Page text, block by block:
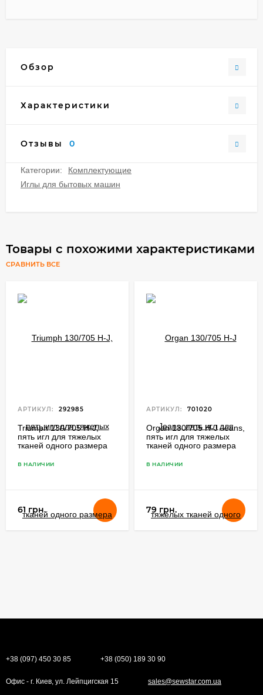
Обзор
Характеристики
Отзывы 0
Категории:
Комплектующие
Иглы для бытовых машин
Товары с похожими характеристиками
СРАВНИТЬ ВСЕ
АРТИКУЛ: 292985
Triumph 130/705 H-J,
пять игл для тяжелых
тканей одного размера
машин
В НАЛИЧИИ
61 грн.
АРТИКУЛ: 701020
Organ 130/705 H-J Jeans,
пять игл для тяжелых
тканей одного размера
машин
В НАЛИЧИИ
79 грн.
+38 (097) 450 30 85 +38 (050) 189 30 90
Офис - г. Киев, ул. Лейпцигская 15 sales@sewstar.com.ua